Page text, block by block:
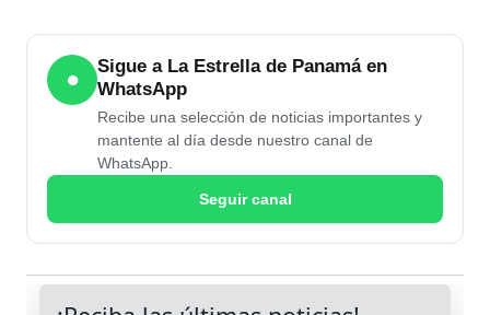
●
Sigue a La Estrella de Panamá en
WhatsApp
Recibe una selección de noticias importantes y
mantente al día desde nuestro canal de
WhatsApp.
Seguir canal